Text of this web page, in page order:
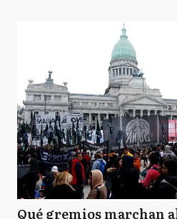
Qué gremios marchan